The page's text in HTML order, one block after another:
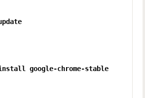
google-chrome-stable